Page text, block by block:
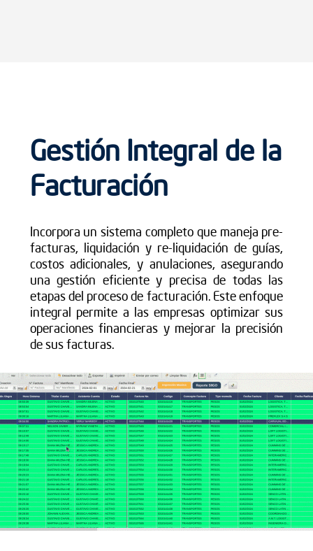
Gestión Integral de la
Facturación
Incorpora un sistema completo que maneja pre-
facturas, liquidación y re-liquidación de guías,
costos adicionales, y anulaciones, asegurando
una gestión eficiente y precisa de todas las
etapas del proceso de facturación. Este enfoque
integral permite a las empresas optimizar sus
operaciones financieras y mejorar la precisión
de sus facturas.